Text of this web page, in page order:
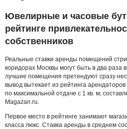
Ювелирные и часовые
рейтинге
собственников
Реальные ставки аренды помещений
коридорах Москвы могут быть в два раза
лучшие помещения претендуют сразу
вывод вытекает из рейтинга
по максимальной отдаче с 1 кв. м,
Magazan.ru.
Первое место в рейтинге занимают
класса люкс. Ставка аренды в среднем